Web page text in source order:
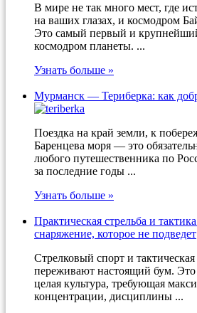
В мире не так много мест, где
на ваших глазах, и космодром
Это самый первый и
космодром планеты. ...
Узнать больше »
Мурманск — Териберка: как
Поездка на край земли, к
Баренцева моря — это
любого путешественника по
за последние годы ...
Узнать больше »
Практическая стрельба и
снаряжение, которое не подведет
Стрелковый спорт и
переживают настоящий бум. Это
целая культура, требующая
концентрации, дисциплины ...